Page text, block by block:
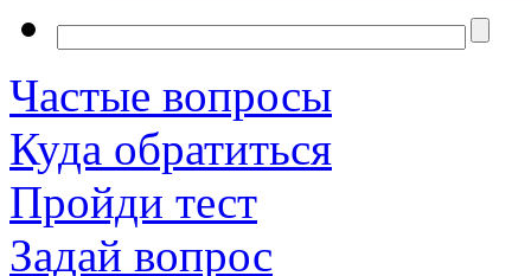
Частые вопросы
Куда обратиться
Пройди тест
Задай вопрос